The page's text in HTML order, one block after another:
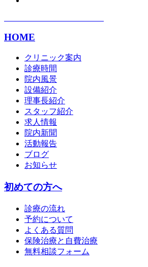
HOME
クリニック案内
診療時間
院内風景
設備紹介
理事長紹介
スタッフ紹介
求人情報
院内新聞
活動報告
ブログ
お知らせ
初めての方へ
診療の流れ
予約について
よくある質問
保険治療と自費治療
無料相談フォーム